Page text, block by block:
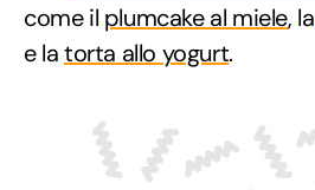
come il plumcake al miele, la
e latorta allo yogurt.